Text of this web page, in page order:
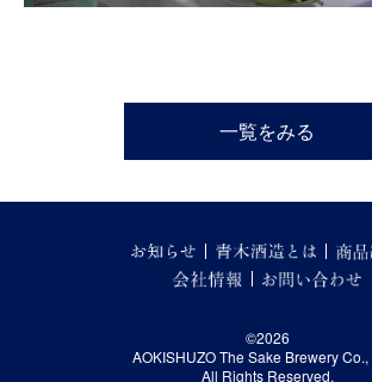
一覧をみる
©2026
AOKISHUZO The Sake Brewery Co.,
All Rights Reserved.